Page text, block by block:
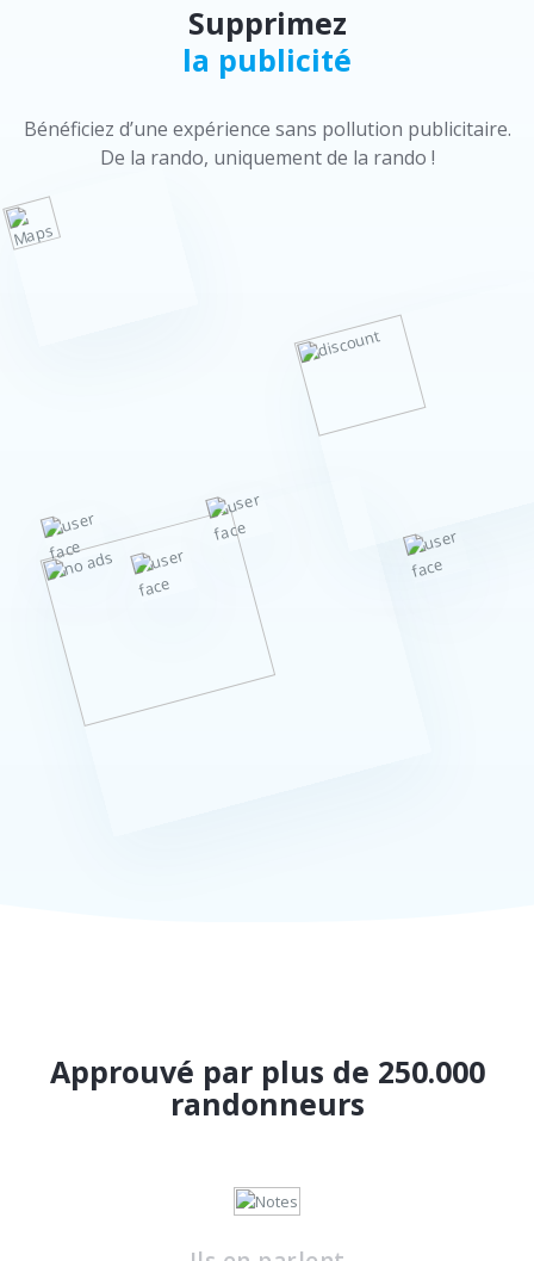
Supprimez
la publicité
Bénéficiez d’une expérience sans pollution publicitaire.
De la rando, uniquement de la rando !
Approuvé par plus de 250.000
randonneurs